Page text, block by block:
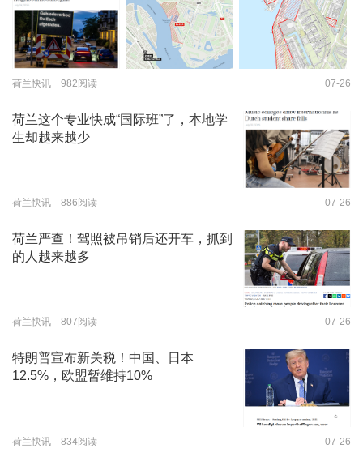
荷兰快讯 982阅读 07-26
荷兰这个专业快成“国际班”了，本地学
生却越来越少
荷兰快讯 886阅读 07-26
荷兰严查！驾照被吊销后还开车，抓到
的人越来越多
荷兰快讯 807阅读 07-26
特朗普宣布新关税！中国、日本
12.5%，欧盟暂维持10%
荷兰快讯 834阅读 07-26